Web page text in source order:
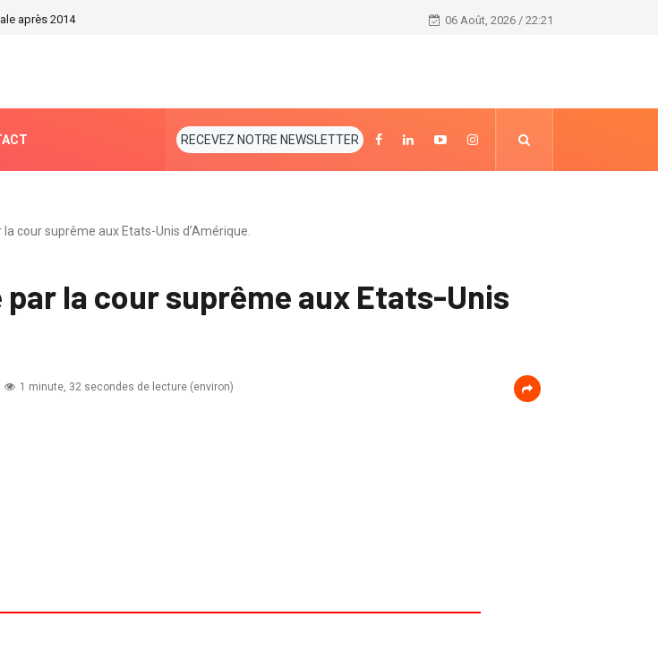
après 2014 Mali : environ 150 personnalités dans le collimateur
06 Août, 2026 / 22:21
RECEVEZ NOTRE NEWSLETTER
cour suprême aux Etats-Unis d’Amérique.
la cour suprême aux Etats-Unis
1 minute, 32 secondes de lecture (environ)